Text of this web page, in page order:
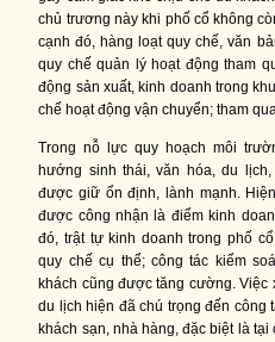
chủ trương này khi phố cổ không
cạnh đó, hàng loạt quy chế, văn
quy chế quản lý hoạt động tham
động sản xuất, kinh doanh trong
chế hoạt động vận chuyển; tham
Trong nỗ lực quy hoạch môi
hướng sinh thái, văn hóa, du
được giữ ổn định, lành mạnh.
được công nhận là điểm kinh
đó, trật tự kinh doanh trong phố
quy chế cụ thể; công tác kiểm
khách cũng được tăng cường. Việc
du lịch hiện đã chú trọng đến công
khách sạn, nhà hàng, đặc biệt là